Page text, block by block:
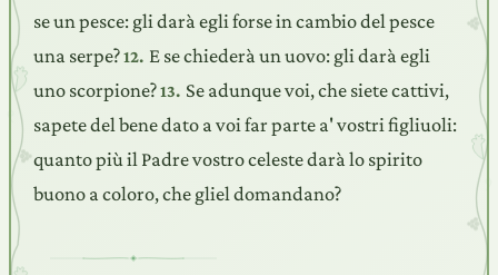
se un pesce: gli darà egli forse in cambio del pesce
una serpe?12. E se chiederà un uovo: gli darà egli
uno scorpione?13. Se adunque voi, che siete cattivi,
sapete del bene dato a voi far parte a' vostri figliuoli:
quanto più il Padre vostro celeste darà lo spirito
buono a coloro, che gliel domandano?